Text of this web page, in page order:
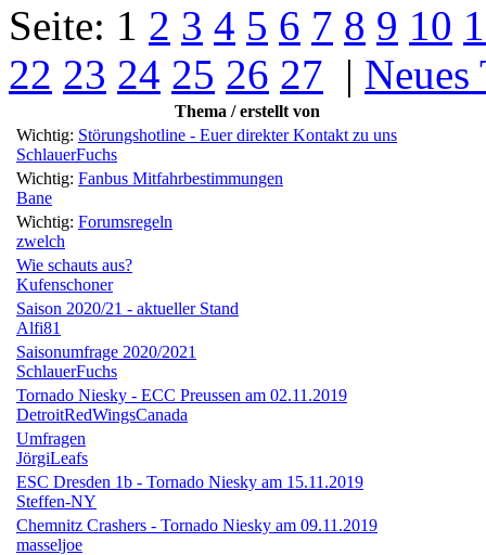
Seite: 1 2 3 4 5 6 7 8 9 10
22 23 24 25 26 27 | Neues
Thema / erstellt von
Wichtig: Störungshotline - Euer direkter Kontakt zu uns
SchlauerFuchs
Wichtig: Fanbus Mitfahrbestimmungen
Bane
Wichtig: Forumsregeln
zwelch
Wie schauts aus?
Kufenschoner
Saison 2020/21 - aktueller Stand
Alfi81
Saisonumfrage 2020/2021
SchlauerFuchs
Tornado Niesky - ECC Preussen am 02.11.2019
DetroitRedWingsCanada
Umfragen
JörgiLeafs
ESC Dresden 1b - Tornado Niesky am 15.11.2019
Steffen-NY
Chemnitz Crashers - Tornado Niesky am 09.11.2019
masseljoe